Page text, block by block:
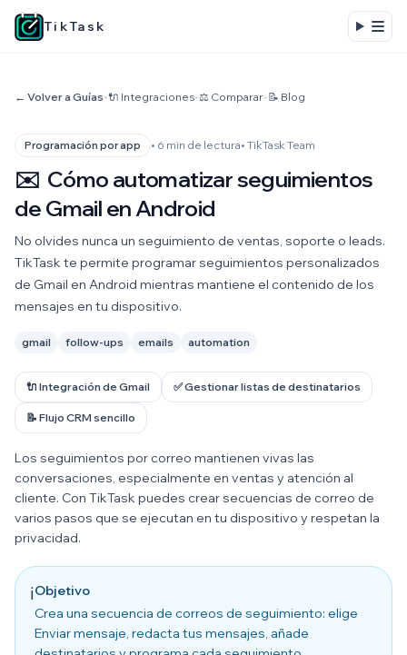
TikTask
← Volver a Guías•🔌 Integraciones•⚖️ Comparar•📝 Blog
Programación por app • 6 min de lectura• TikTask Team
✉️ Cómo automatizar seguimientos
de Gmail en Android
No olvides nunca un seguimiento de ventas, soporte o leads.
TikTask te permite programar seguimientos personalizados
de Gmail en Android mientras mantiene el contenido de los
mensajes en tu dispositivo.
gmail follow-ups emails automation
🔌 Integración de Gmail ✅ Gestionar listas de destinatarios
📝 Flujo CRM sencillo
Los seguimientos por correo mantienen vivas las
conversaciones, especialmente en ventas y atención al
cliente. Con TikTask puedes crear secuencias de correo de
varios pasos que se ejecutan en tu dispositivo y respetan la
privacidad.
ℹ️Objetivo
Crea una secuencia de correos de seguimiento: elige
Enviar mensaje, redacta tus mensajes, añade